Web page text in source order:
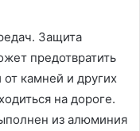
Защита
предотвратить
камней и других
на дороге.
из алюминия